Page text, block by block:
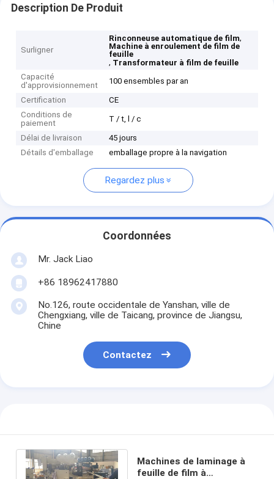
Description De Produit
Surligner
Rinconneuse automatique de film,
Machine à enroulement de film de
feuille
, Transformateur à film de feuille
Capacité
d'approvisionnement
100 ensembles par an
Certification
CE
Conditions de
paiement
T / t, l / c
Délai de livraison
45 jours
Détails d'emballage
emballage propre à la navigation
Regardez plus
Coordonnées
Mr. Jack Liao
+86 18962417880
No.126, route occidentale de Yanshan, ville de
Chengxiang, ville de Taicang, province de Jiangsu,
Chine
Contactez
Machines de laminage à
feuille de film à